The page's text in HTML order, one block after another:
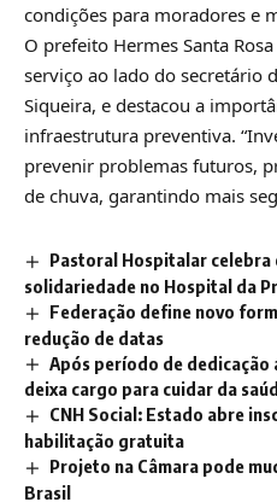
condições para moradores e
O prefeito Hermes Santa
serviço ao lado do secretário
Siqueira, e destacou a
infraestrutura preventiva.
prevenir problemas futuros,
de chuva, garantindo mais
Pastoral Hospitalar celebra
solidariedade no Hospital da
Federação define novo
redução de datas
Após período de dedicação
deixa cargo para cuidar da
CNH Social: Estado abre
habilitação gratuita
Projeto na Câmara pode
Brasil